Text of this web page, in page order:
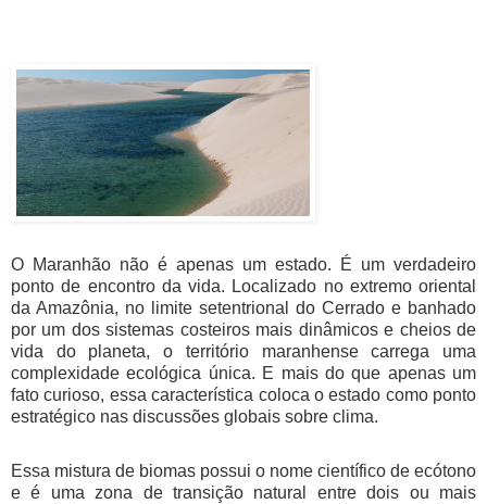
O Maranhão não é apenas um estado. É um verdadeiro
ponto de encontro da vida. Localizado no extremo oriental
da Amazônia, no limite setentrional do Cerrado e banhado
por um dos sistemas costeiros mais dinâmicos e cheios de
vida do planeta, o território maranhense carrega uma
complexidade ecológica única. E mais do que apenas um
fato curioso, essa característica coloca o estado como ponto
estratégico nas discussões globais sobre clima.
Essa mistura de biomas possui o nome científico de ecótono
e é uma zona de transição natural entre dois ou mais